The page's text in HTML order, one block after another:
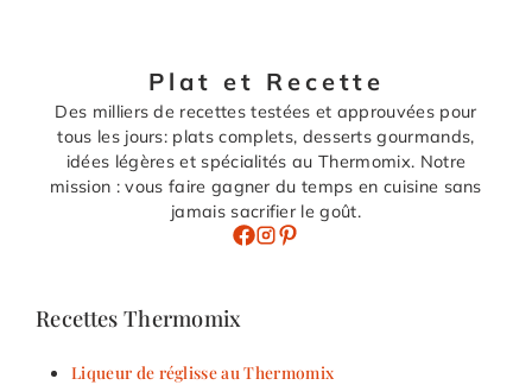
Plat et Recette
Des milliers de recettes testées et approuvées pour
tous les jours: plats complets, desserts gourmands,
idées légères et spécialités au Thermomix. Notre
mission : vous faire gagner du temps en cuisine sans
jamais sacrifier le goût.
Recettes Thermomix
Liqueur de réglisse au Thermomix